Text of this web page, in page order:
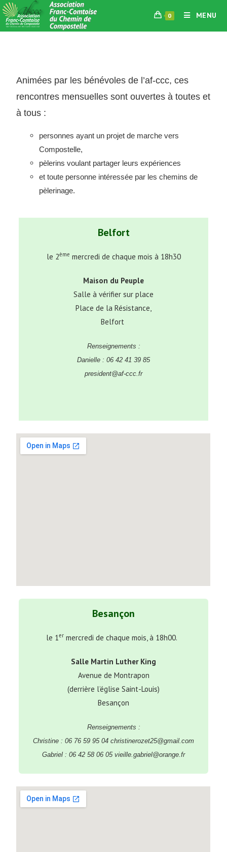
0 MENU
Animées par les bénévoles de l’af-ccc, ces
rencontres mensuelles sont ouvertes à toutes et
à tous :
personnes ayant un projet de marche vers
Compostelle,
pèlerins voulant partager leurs expériences
et toute personne intéressée par les chemins de
pèlerinage.
Belfort
le 2ème mercredi de chaque mois à 18h30
Maison du Peuple
Salle à vérifier sur place
Place de la Résistance,
Belfort
Renseignements :
Danielle : 06 42 41 39 85
president@af-ccc.fr
Besançon
le 1er mercredi de chaque mois, à 18h00.
Salle Martin Luther King
Avenue de Montrapon
(derrière l’église Saint-Louis)
Besançon
Renseignements :
Christine : 06 76 59 95 04 christinerozet25@gmail.com
Gabriel : 06 42 58 06 05 vieille.gabriel@orange.fr